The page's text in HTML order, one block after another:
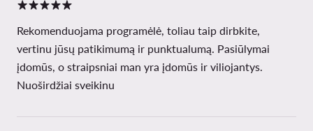
Rekomenduojama programėlė, toliau taip dirbkite,
vertinu jūsų patikimumą ir punktualumą. Pasiūlymai
įdomūs, o straipsniai man yra įdomūs ir viliojantys.
Nuoširdžiai sveikinu